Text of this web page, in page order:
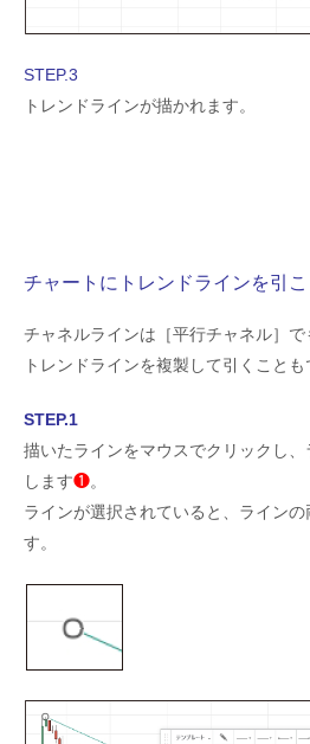
STEP.3
トレンドラインが描かれます。
チャートにトレンドラインを引こ
チャネルラインは［平行チャネル］で
トレンドラインを複製して引くことも
STEP.1
描いたラインをマウスでクリックし
します❶。
ラインが選択されていると、ライン
す。